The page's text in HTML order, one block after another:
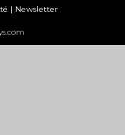
| Newsletter